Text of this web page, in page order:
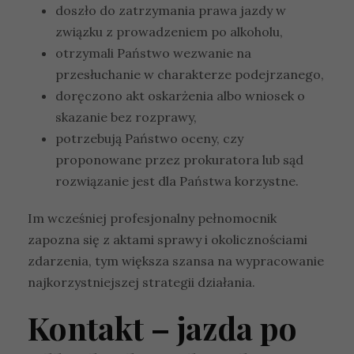
doszło do zatrzymania prawa jazdy w
związku z prowadzeniem po alkoholu,
otrzymali Państwo wezwanie na
przesłuchanie w charakterze podejrzanego,
doręczono akt oskarżenia albo wniosek o
skazanie bez rozprawy,
potrzebują Państwo oceny, czy
proponowane przez prokuratora lub sąd
rozwiązanie jest dla Państwa korzystne.
Im wcześniej profesjonalny pełnomocnik
zapozna się z aktami sprawy i okolicznościami
zdarzenia, tym większa szansa na wypracowanie
najkorzystniejszej strategii działania.
Kontakt – jazda po